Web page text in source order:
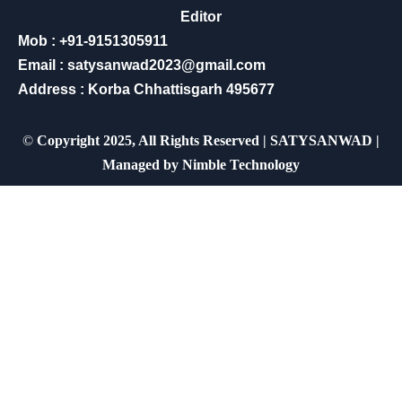
Editor
Mob : +91-9151305911
Email : satysanwad2023@gmail.com
Address : Korba Chhattisgarh 495677
© Copyright 2025, All Rights Reserved | SATYSANWAD |
Managed by Nimble Technology